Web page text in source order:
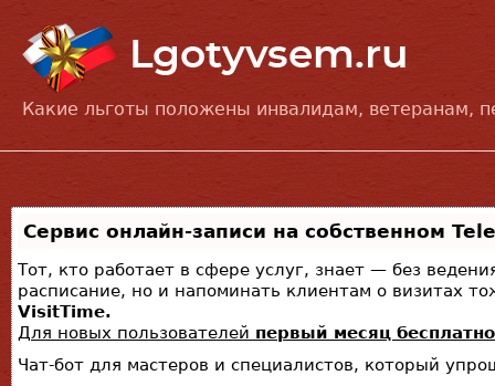
Какие льготы положены инвалидам, ветеранам,
Сервис онлайн-записи на собственном
Тот, кто работает в сфере услуг, знает — без
расписание, но и напоминать клиентам о
VisitTime.
Для новых пользователей первый месяц бесплатно
Чат-бот для мастеров и специалистов, который